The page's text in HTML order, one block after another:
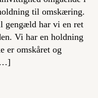
til omskæring.
gengæld har vi en ret
Vi har en holdning
er omskåret og